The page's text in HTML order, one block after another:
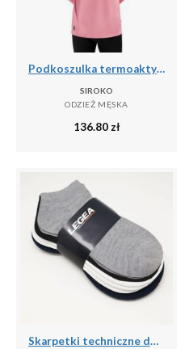
Podkoszulka termoaktywna do sportów zimowych męska SLUSH
SIROKO
ODZIEŻ MĘSKA
136.80zł
Skarpetki techniczne do treningu Ghost - 5 par wielokolorowych